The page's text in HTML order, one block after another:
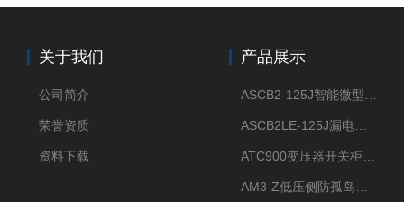
关于我们
公司简介
荣誉资质
资料下载
产品展示